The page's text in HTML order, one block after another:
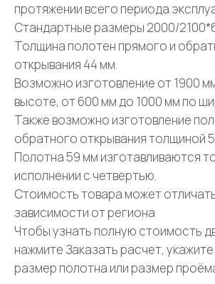
протяжении всего периода
Стандартные размеры 2000/
Толщина полотен прямого и
открывания 44 мм.
Возможно изготовление от 1900
высоте, от 600 мм до 1000 мм по
Также возможно изготовление
обратного открывания толщиной
Полотна 59 мм изготавливаются
исполнении с четвертью.
Стоимость товара может
зависимости от региона
Чтобы узнать полную стоимость
нажмите Заказать расчет,
размер полотна или размер